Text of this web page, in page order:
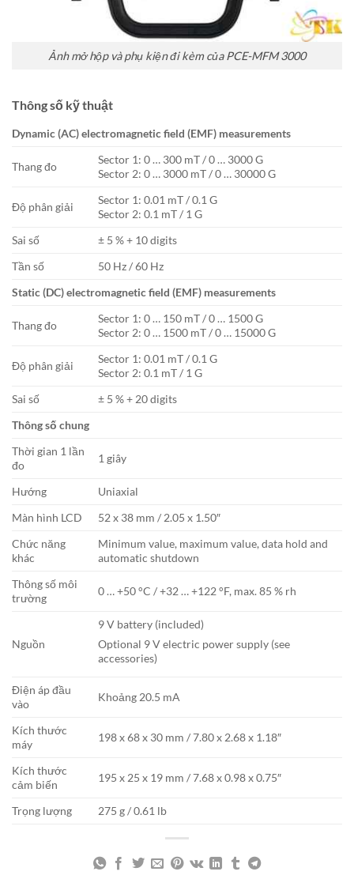
Ảnh mở hộp và phụ kiện đi kèm của PCE-MFM 3000
Thông số kỹ thuật
Dynamic (AC) electromagnetic field (EMF) measurements
Thang đo
Sector 1: 0 … 300 mT / 0 … 3000 G
Sector 2: 0 … 3000 mT / 0 … 30000 G
Độ phân giải
Sector 1: 0.01 mT / 0.1 G
Sector 2: 0.1 mT / 1 G
Sai số
± 5 % + 10 digits
Tần số
50 Hz / 60 Hz
Static (DC) electromagnetic field (EMF) measurements
Thang đo
Sector 1: 0 … 150 mT / 0 … 1500 G
Sector 2: 0 … 1500 mT / 0 … 15000 G
Độ phân giải
Sector 1: 0.01 mT / 0.1 G
Sector 2: 0.1 mT / 1 G
Sai số
± 5 % + 20 di­gits
Thông số chung
Thời gian 1 lần
đo
1 giây
Hướng
Uniaxial
Màn hình LCD
52 x 38 mm / 2.05 x 1.50″
Chức năng
khác
Minimum value, maximum value, data hold and
automatic shutdown
Thông số môi
trường
0 … +50 °C / +32 … +122 °F, max. 85 % rh
Nguồn
9 V battery (included)
Optional 9 V electric power supply (see
accessories)
Điện áp đầu
vào
Khoảng 20.5 mA
Kích thước
máy
198 x 68 x 30 mm / 7.80 x 2.68 x 1.18″
Kích thước
cảm biến
195 x 25 x 19 mm / 7.68 x 0.98 x 0.75″
Trọng lượng 275 g / 0.61 lb